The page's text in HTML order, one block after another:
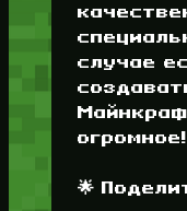
случае
огромное!
🌟